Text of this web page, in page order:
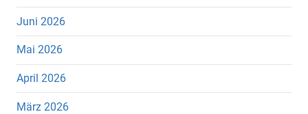
Juni 2026
Mai 2026
April 2026
März 2026